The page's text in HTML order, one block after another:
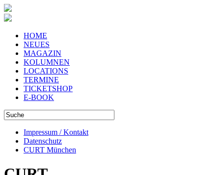
HOME
NEUES
MAGAZIN
KOLUMNEN
LOCATIONS
TERMINE
TICKETSHOP
E-BOOK
Impressum / Kontakt
Datenschutz
CURT München